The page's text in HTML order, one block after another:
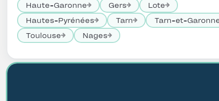
Haute-Garonne
Gers
Lote
Hautes-Pyrénées
Tarn
Tarn-et-
Toulouse
Nages